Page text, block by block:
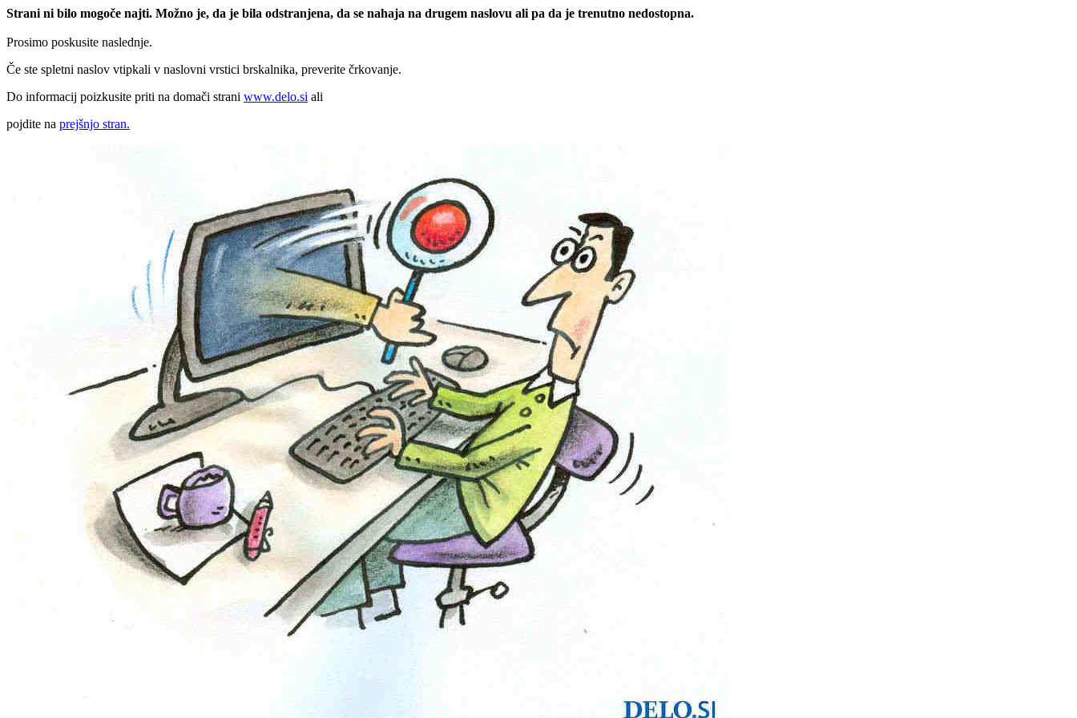
Strani ni bilo mogoče najti. Možno je, da je bila odstranjena, da se nahaja na drugem naslovu ali pa da je trenutno nedostopna.
Prosimo poskusite naslednje.
Če ste spletni naslov vtipkali v naslovni vrstici brskalnika, preverite črkovanje.
Do informacij poizkusite priti na domači strani www.delo.si ali
pojdite na prejšnjo stran.